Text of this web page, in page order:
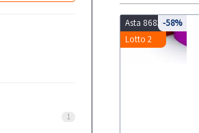
1
Asta 8683
Lotto 2
-58%